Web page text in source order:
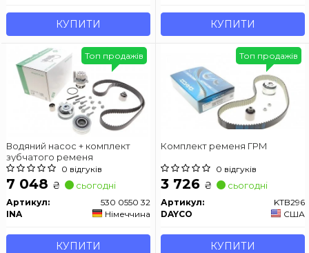
КУПИТИ КУПИТИ
Водяний насос + комплект
зубчатого ременя
0 відгуків
7 048 ₴ сьогодні
Артикул:
530 0550 32
INA
Німеччина
КУПИТИ
Топ продажів
Комплект ременя ГРМ
0 відгуків
3 726 ₴ сьогодні
Артикул:
KTB296
DAYCO
США
КУПИТИ
Топ продажів